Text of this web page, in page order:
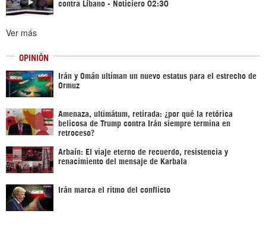
contra Líbano - Noticiero 02:30
Ver más
OPINIÓN
Irán y Omán ultiman un nuevo estatus para el estrecho de
Ormuz
Amenaza, ultimátum, retirada: ¿por qué la retórica
belicosa de Trump contra Irán siempre termina en
retroceso?
Arbaín: El viaje eterno de recuerdo, resistencia y
renacimiento del mensaje de Karbala
Irán marca el ritmo del conflicto